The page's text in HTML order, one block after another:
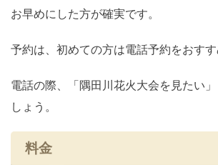
お早めにした方が確実です。
予約は、初めての方は電話予約をおすす
電話の際、「隅田川花火大会を見たい
しょう。
料金